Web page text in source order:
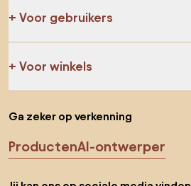
Voor gebruikers
Voor winkels
Ga zeker op verkenning
ProductenAI-ontwerper